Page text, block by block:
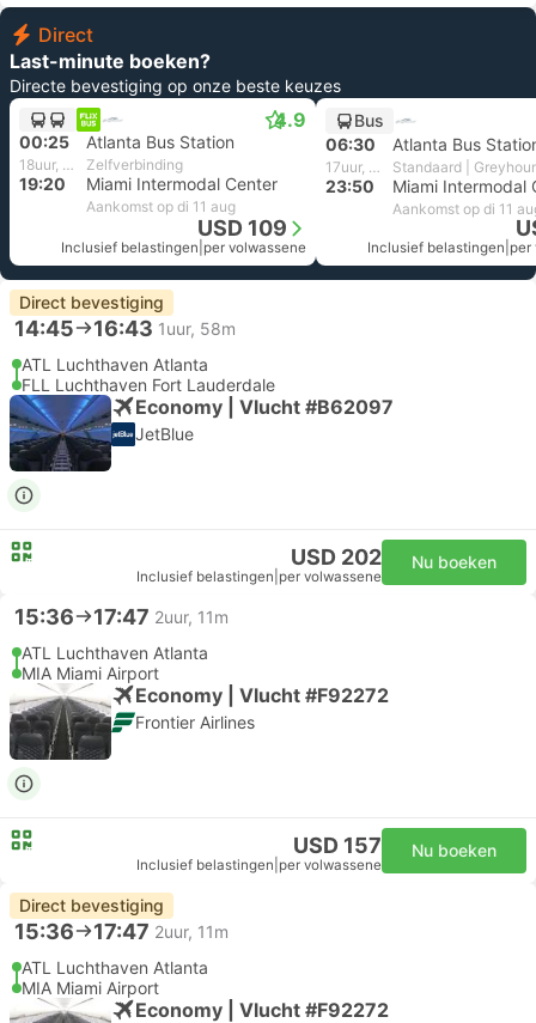
Direct
Last-minute boeken?
Directe bevestiging op onze beste keuzes
4.9
00:25 Atlanta Bus Station
18uur, 55m Zelfverbinding
19:20 Miami Intermodal Center
Aankomst op di 11 aug
USD 109
Inclusief belastingen per volwassene
Bus
06:30
Atlanta Bus
17uur, 20m Standaard |
23:50 Miami Intermodal
Aankomst op di 11
Inclusief belastingen per
Direct bevestiging
14:45 16:43 1uur, 58m
ATL Luchthaven Atlanta
FLL Luchthaven Fort Lauderdale
Economy | Vlucht #B62097
JetBlue
USD 202
Inclusief belastingen per volwassene
Nu boeken
15:36 17:47 2uur, 11m
ATL Luchthaven Atlanta
MIA Miami Airport
Economy | Vlucht #F92272
Frontier Airlines
USD 157
Inclusief belastingen per volwassene
Nu boeken
Direct bevestiging
15:36 17:47 2uur, 11m
ATL Luchthaven Atlanta
MIA Miami Airport
Economy | Vlucht #F92272